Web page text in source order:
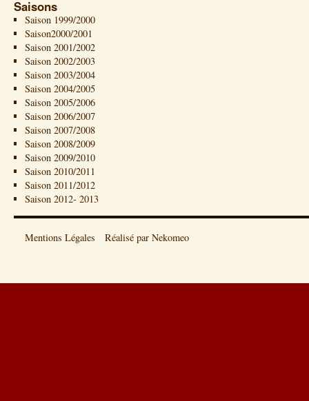
Saisons
Saison 1999/2000
Saison2000/2001
Saison 2001/2002
Saison 2002/2003
Saison 2003/2004
Saison 2004/2005
Saison 2005/2006
Saison 2006/2007
Saison 2007/2008
Saison 2008/2009
Saison 2009/2010
Saison 2010/2011
Saison 2011/2012
Saison 2012- 2013
Mentions Légales Réalisé par Nekomeo